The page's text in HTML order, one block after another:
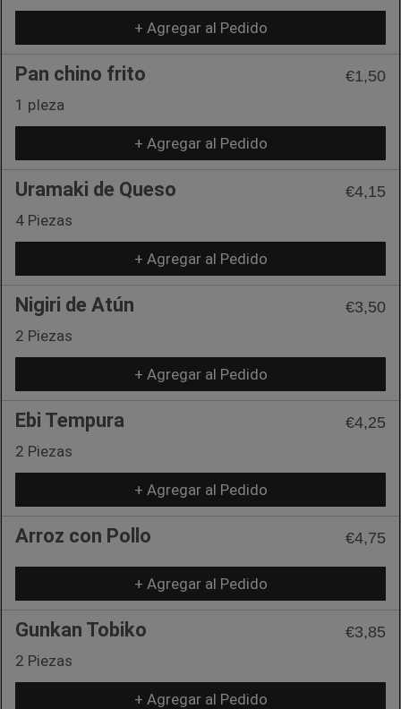
+ Agregar al Pedido
Pan chino frito
€1,50
1 pIeza
+ Agregar al Pedido
Uramaki de Queso
€4,15
4 Piezas
+ Agregar al Pedido
Nigiri de Atún
€3,50
2 Piezas
+ Agregar al Pedido
Ebi Tempura
€4,25
2 Piezas
+ Agregar al Pedido
Arroz con Pollo €4,75
+ Agregar al Pedido
Gunkan Tobiko
€3,85
2 Piezas
+ Agregar al Pedido